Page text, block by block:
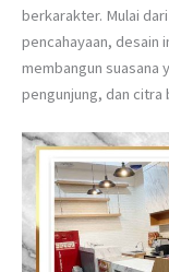
berkarakter. Mulai
pencahayaan, desain
membangun suasana
pengunjung, dan citra